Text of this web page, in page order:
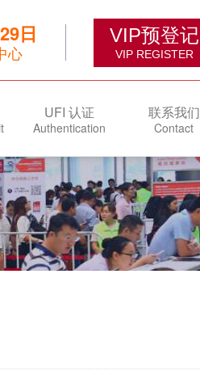
日
心
VIP预登记
VIP REGISTER
UFI 认证
Authentication
联系我们
Contact